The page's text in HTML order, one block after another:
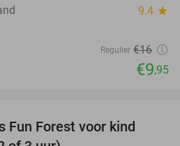
9.4 star
Regulier €16
€9,95
Fun Forest voor kind